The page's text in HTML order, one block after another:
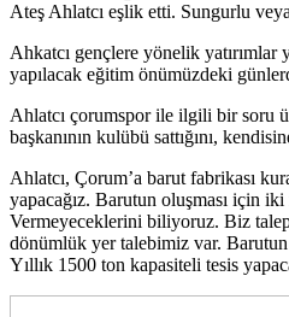
Ateş Ahlatcı eşlik etti. Sungurlu
Ahkatcı gençlere yönelik yatırımlar
yapılacak eğitim önümüzdeki
Ahlatcı çorumspor ile ilgili bir soru
başkanının kulübü sattığını,
Ahlatcı, Çorum’a barut fabrikası
yapacağız. Barutun oluşması için
Vermeyeceklerini biliyoruz. Biz
dönümlük yer talebimiz var. Barutun
Yıllık 1500 ton kapasiteli tesis